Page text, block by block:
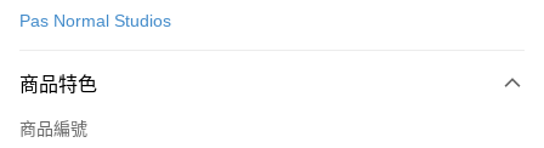
LINE Pay
Apple Pay
Pas Normal Studios
商品特色
商品編號